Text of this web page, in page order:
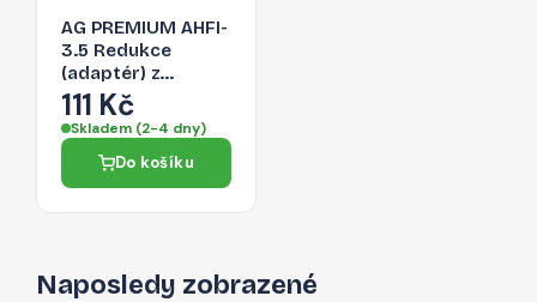
AG PREMIUM AHFI-
3.5 Redukce
(adaptér) z
Lightning na 3,5
Jack, bílá
111 Kč
Skladem (2-4 dny)
Do košíku
Naposledy zobrazené